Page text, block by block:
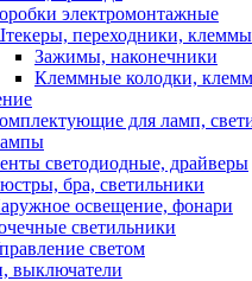
электромонтажные
переходники, клеммы
Зажимы, наконечники
Клеммные колодки,
для ламп,
светодиодные, драйверы
бра, светильники
освещение, фонари
светильники
светом
выключатели